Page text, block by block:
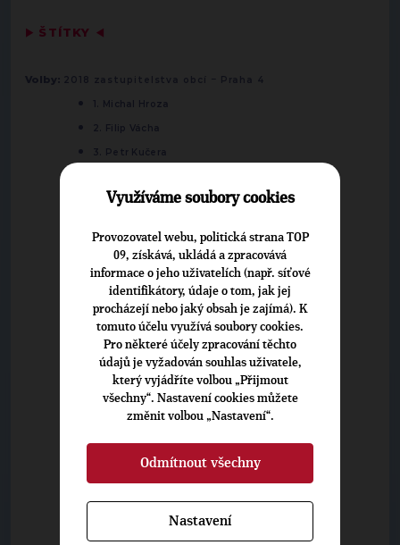
▶ ŠTÍTKY ◀
Volby: 2018 zastupitelstva obcí - Praha 4
1. Michal Hroza
2. Filip Vácha
3. Petr Kučera
5. Petr Tomáš Opletal
7. Lucie Kratochvílová
8. Miroslav Patočka
9. Petr Dukát
10. Dan Macek
11. Dušan Brabec
12. Veronika Veverková
13. Květoslav Vlk
14. Jan Svoboda
15. Jakub Vavřík
16. Tomáš Bako
18. Ondřej Vojtíšek
19. Tereza Hager
Využíváme soubory cookies
Provozovatel webu, politická strana TOP
09, získává, ukládá a zpracovává
informace o jeho uživatelích (např. síťové
identifikátory, údaje o tom, jak jej
procházejí nebo jaký obsah je zajímá). K
tomuto účelu využívá soubory cookies.
Pro některé účely zpracování těchto
údajů je vyžadován souhlas uživatele,
který vyjádříte volbou „Přijmout
všechny“. Nastavení cookies můžete
změnit volbou „Nastavení“.
Odmítnout všechny
Nastavení